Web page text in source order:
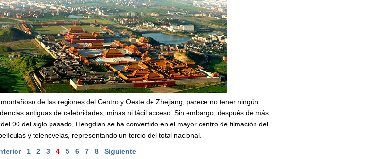
de las regiones del Centro y Oeste de Zhejiang, parece no tener ningún
antiguas de celebridades, minas ni fácil acceso. Sin embargo, después de más
90 del siglo pasado, Hengdian se ha convertido en el mayor centro de filmación del
y telenovelas, representando un tercio del total nacional.
1 2 3 4 5 6 7 8 Siguiente